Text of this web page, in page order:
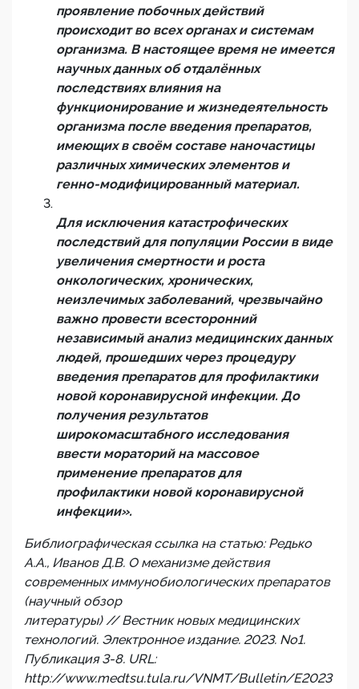
проявление побочных действий
происходит во всех органах и системам
организма. В настоящее время не имеется
научных данных об отдалённых
последствиях влияния на
функционирование и жизнедеятельность
организма после введения препаратов,
имеющих в своём составе наночастицы
различных химических элементов и
генно-модифицированный материал.
Для исключения катастрофических
последствий для популяции России в виде
увеличения смертности и роста
онкологических, хронических,
неизлечимых заболеваний, чрезвычайно
важно провести всесторонний
независимый анализ медицинских данных
людей, прошедших через процедуру
введения препаратов для профилактики
новой коронавирусной инфекции. До
получения результатов
широкомасштабного исследования
ввести мораторий на массовое
применение препаратов для
профилактики новой коронавирусной
инфекции».
Библиографическая ссылка на статью: Редько
А.А., Иванов Д.В. О механизме действия
современных иммунобиологических препаратов
(научный обзор
литературы) // Вестник новых медицинских
технологий. Электронное издание. 2023. No1.
Публикация 3-8. URL:
http://www.medtsu.tula.ru/VNMT/Bulletin/E2023